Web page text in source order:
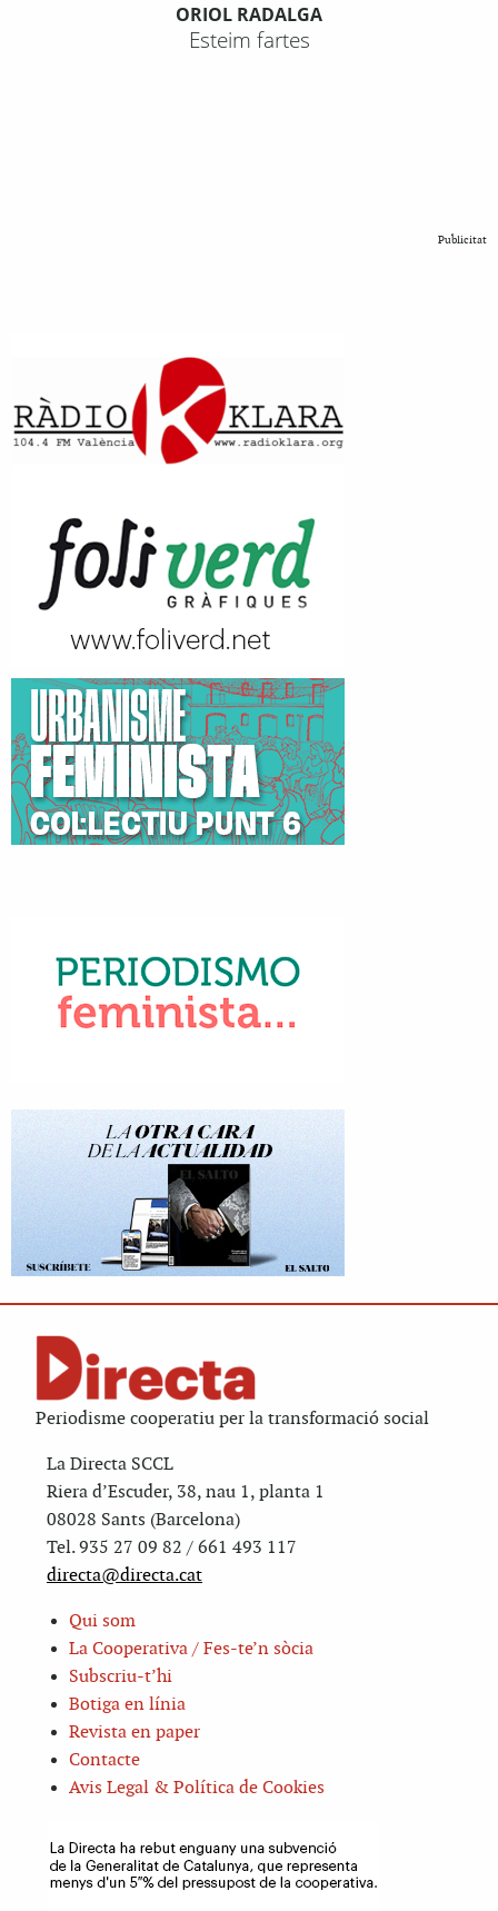
ORIOL RADALGA
Esteim fartes
Publicitat
Periodisme cooperatiu per la transformació social
La Directa SCCL
Riera d’Escuder, 38, nau 1, planta 1
08028 Sants (Barcelona)
Tel. 935 27 09 82 / 661 493 117
directa@directa.cat
Qui som
La Cooperativa / Fes-te’n sòcia
Subscriu-t’hi
Botiga en línia
Revista en paper
Contacte
Avis Legal & Política de Cookies